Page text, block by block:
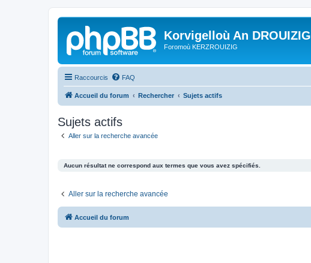
Korvigelloù An DROUIZIG
Foromoù KERZROUIZIG
Raccourcis FAQ
Accueil du forum Rechercher Sujets actifs
Sujets actifs
Aller sur la recherche avancée
Aucun résultat ne correspond aux termes que vous avez spécifiés.
Aller sur la recherche avancée
Accueil du forum